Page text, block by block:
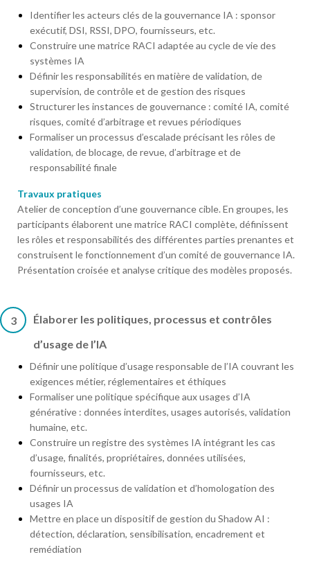
Identifier les acteurs clés de la gouvernance IA : sponsor
exécutif, DSI, RSSI, DPO, fournisseurs, etc.
Construire une matrice RACI adaptée au cycle de vie des
systèmes IA
Définir les responsabilités en matière de validation, de
supervision, de contrôle et de gestion des risques
Structurer les instances de gouvernance : comité IA, comité
risques, comité d’arbitrage et revues périodiques
Formaliser un processus d’escalade précisant les rôles de
validation, de blocage, de revue, d’arbitrage et de
responsabilité finale
Travaux pratiques
Atelier de conception d’une gouvernance cible. En groupes, les
participants élaborent une matrice RACI complète, définissent
les rôles et responsabilités des différentes parties prenantes et
construisent le fonctionnement d’un comité de gouvernance IA.
Présentation croisée et analyse critique des modèles proposés.
3
Élaborer les politiques, processus et contrôles
d’usage de l’IA
Définir une politique d’usage responsable de l’IA couvrant les
exigences métier, réglementaires et éthiques
Formaliser une politique spécifique aux usages d’IA
générative : données interdites, usages autorisés, validation
humaine, etc.
Construire un registre des systèmes IA intégrant les cas
d’usage, finalités, propriétaires, données utilisées,
fournisseurs, etc.
Définir un processus de validation et d’homologation des
usages IA
Mettre en place un dispositif de gestion du Shadow AI :
détection, déclaration, sensibilisation, encadrement et
remédiation